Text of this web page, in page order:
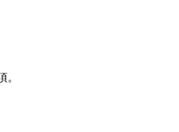
。